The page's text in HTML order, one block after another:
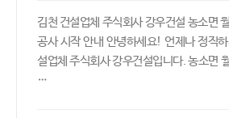
김천 건설업체 주식회사 강우건설 농소면
공사 시작 안내 안녕하세요! 언제나 정직
설업체 주식회사 강우건설입니다. 농소면
…